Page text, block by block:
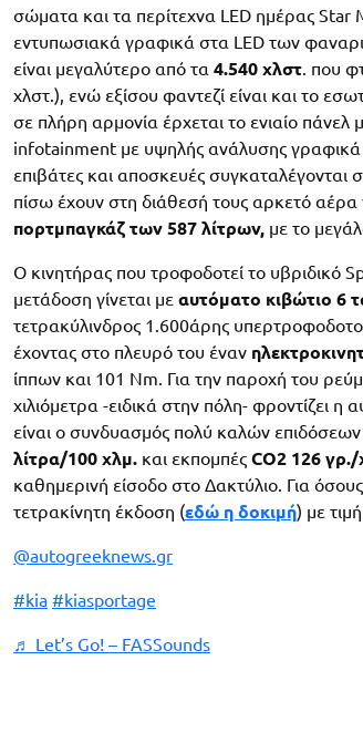
σώματα και τα περίτεχνα LED ημέρας Star
εντυπωσιακά γραφικά στα LED των
είναι μεγαλύτερο από τα 4.540 χλστ. που
χλστ.), ενώ εξίσου φαντεζί είναι και το
σε πλήρη αρμονία έρχεται το ενιαίο πάνελ
infotainment με υψηλής ανάλυσης
επιβάτες και αποσκευές
πίσω έχουν στη διάθεσή τους αρκετό αέρα
πορτμπαγκάζ των 587 λίτρων, με το
Ο κινητήρας που τροφοδοτεί το υβριδικό
μετάδοση γίνεται με αυτόματο κιβώτιο 6
τετρακύλινδρος 1.600άρης
έχοντας στο πλευρό του έναν
ίππων και 101 Nm. Για την παροχή του
χιλιόμετρα -ειδικά στην πόλη-
είναι ο συνδυασμός πολύ καλών
λίτρα/100 χλμ. και εκπομπές CO2 126 γρ./
καθημερινή είσοδο στο Δακτύλιο. Για
τετρακίνητη έκδοση (εδώ η δοκιμή) με
@autogreeknews.gr
#kia #kiasportage
♬ Let’s Go! – FASSounds